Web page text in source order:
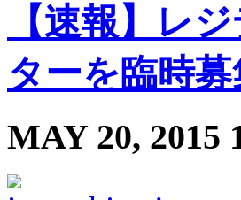
【速報】レ
ターを臨時募
MAY 20,